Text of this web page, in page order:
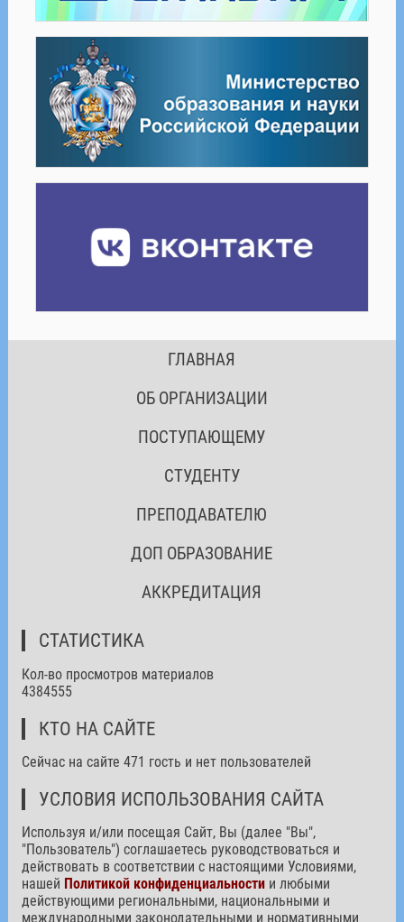
ГЛАВНАЯ
ОБ ОРГАНИЗАЦИИ
ПОСТУПАЮЩЕМУ
СТУДЕНТУ
ПРЕПОДАВАТЕЛЮ
ДОП ОБРАЗОВАНИЕ
АККРЕДИТАЦИЯ
СТАТИСТИКА
Кол-во просмотров материалов
4384555
КТО НА САЙТЕ
Сейчас на сайте 471 гость и нет пользователей
УСЛОВИЯ ИСПОЛЬЗОВАНИЯ САЙТА
Используя и/или посещая Сайт, Вы (далее "Вы",
"Пользователь") соглашаетесь руководствоваться и
действовать в соответствии с настоящими Условиями,
нашей Политикой конфиденциальностии любыми
действующими региональными, национальными и
международными законодательными и нормативными